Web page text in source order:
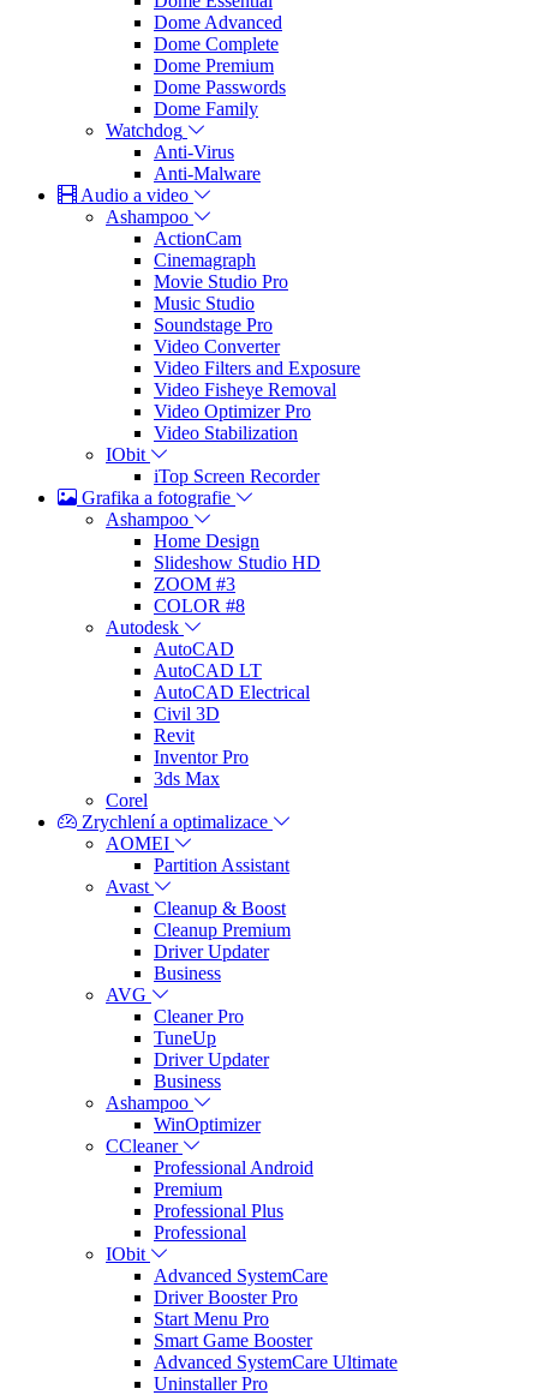
Dome Advanced
Dome Complete
Dome Premium
Dome Passwords
Dome Family
Watchdog
Anti-Virus
Anti-Malware
Audio a video
Ashampoo
ActionCam
Cinemagraph
Movie Studio Pro
Music Studio
Soundstage Pro
Video Converter
Video Filters and Exposure
Video Fisheye Removal
Video Optimizer Pro
Video Stabilization
IObit
iTop Screen Recorder
Grafika a fotografie
Ashampoo
Home Design
Slideshow Studio HD
ZOOM #3
COLOR #8
Autodesk
AutoCAD
AutoCAD LT
AutoCAD Electrical
Civil 3D
Revit
Inventor Pro
3ds Max
Corel
Zrychlení a optimalizace
AOMEI
Partition Assistant
Avast
Cleanup & Boost
Cleanup Premium
Driver Updater
Business
AVG
Cleaner Pro
TuneUp
Driver Updater
Business
Ashampoo
WinOptimizer
CCleaner
Professional Android
Premium
Professional Plus
Professional
IObit
Advanced SystemCare
Driver Booster Pro
Start Menu Pro
Smart Game Booster
Advanced SystemCare Ultimate
Uninstaller Pro